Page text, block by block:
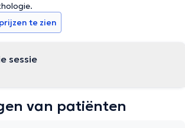
te zien
sessie
van patiënten